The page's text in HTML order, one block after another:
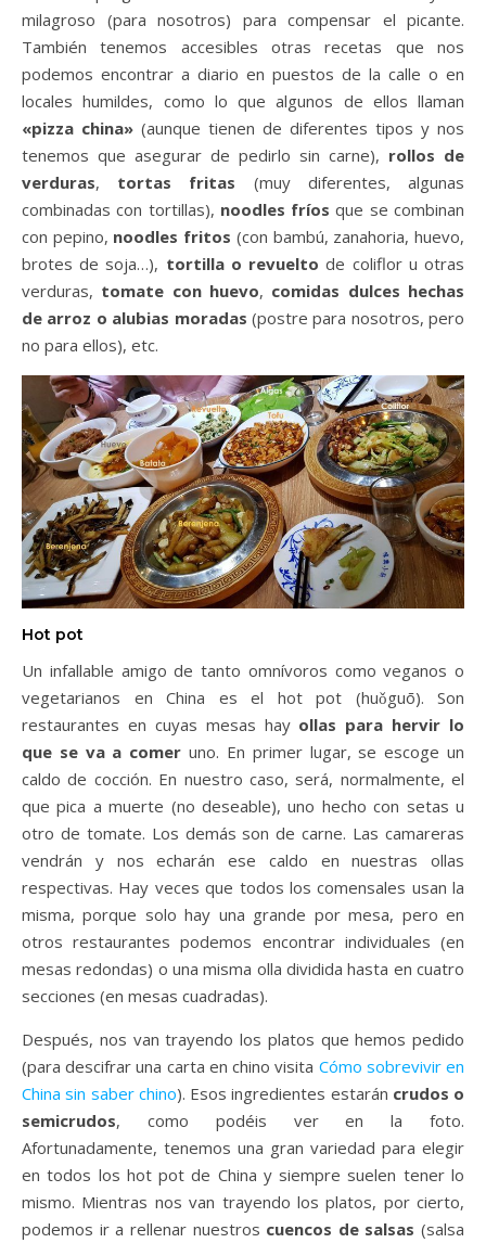
milagroso (para nosotros) para compensar el picante.
También tenemos accesibles otras recetas que nos
podemos encontrar a diario en puestos de la calle o en
locales humildes, como lo que algunos de ellos llaman
«pizza china» (aunque tienen de diferentes tipos y nos
tenemos que asegurar de pedirlo sin carne), rollos de
verduras, tortas fritas (muy diferentes, algunas
combinadas con tortillas), noodles fríos que se combinan
con pepino, noodles fritos (con bambú, zanahoria, huevo,
brotes de soja…), tortilla o revuelto de coliflor u otras
verduras, tomate con huevo, comidas dulces hechas
de arroz o alubias moradas (postre para nosotros, pero
no para ellos), etc.
Hot pot
Un infallable amigo de tanto omnívoros como veganos o
vegetarianos en China es el hot pot (huǒguō). Son
restaurantes en cuyas mesas hay ollas para hervir lo
que se va a comer uno. En primer lugar, se escoge un
caldo de cocción. En nuestro caso, será, normalmente, el
que pica a muerte (no deseable), uno hecho con setas u
otro de tomate. Los demás son de carne. Las camareras
vendrán y nos echarán ese caldo en nuestras ollas
respectivas. Hay veces que todos los comensales usan la
misma, porque solo hay una grande por mesa, pero en
otros restaurantes podemos encontrar individuales (en
mesas redondas) o una misma olla dividida hasta en cuatro
secciones (en mesas cuadradas).
Después, nos van trayendo los platos que hemos pedido
(para descifrar una carta en chino visita Cómo sobrevivir en
China sin saber chino). Esos ingredientes estarán crudos o
semicrudos, como podéis ver en la foto.
Afortunadamente, tenemos una gran variedad para elegir
en todos los hot pot de China y siempre suelen tener lo
mismo. Mientras nos van trayendo los platos, por cierto,
podemos ir a rellenar nuestros cuencos de salsas (salsa